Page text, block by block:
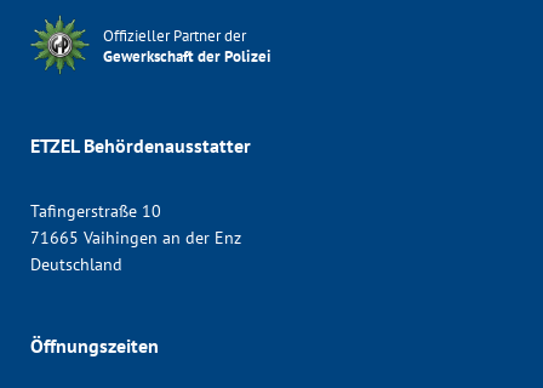
Offizieller Partner der
Gewerkschaft der Polizei
ETZEL Behördenausstatter
Tafingerstraße 10
71665 Vaihingen an der Enz
Deutschland
Öffnungszeiten